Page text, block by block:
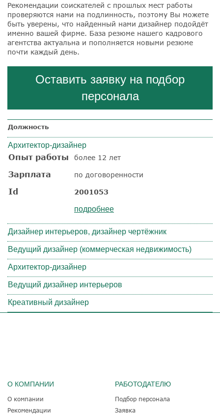
Рекомендации соискателей с прошлых мест работы
проверяются нами на подлинность, поэтому Вы можете
быть уверены, что найденный нами дизайнер подойдёт
именно вашей фирме. База резюме нашего кадрового
агентства актуальна и пополняется новыми резюме
почти каждый день.
Оставить заявку на подбор
персонала
Должность
Архитектор-дизайнер
Опыт работы более 12 лет
Зарплата по договоренности
Id 2001053
подробнее
Дизайнер интерьеров, дизайнер чертёжник
Ведущий дизайнер (коммерческая недвижимость)
Архитектор-дизайнер
Ведущий дизайнер интерьеров
Креативный дизайнер
О КОМПАНИИ
О компании
Рекомендации
РАБОТОДАТЕЛЮ
Подбор персонала
Заявка